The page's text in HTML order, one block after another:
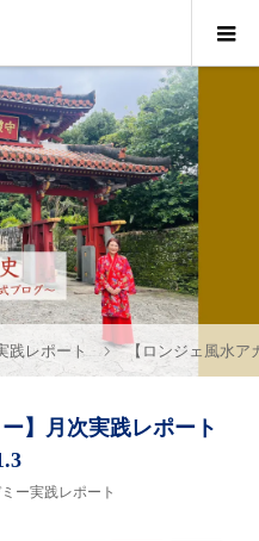
践レポート 【ロンジェ風水ア
】月次実践レポート
ー実践レポート